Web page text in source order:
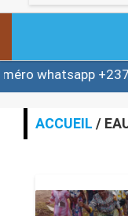
ACCUEIL
ACTUALITE
ALERTE
+237 654
ACCUEIL /